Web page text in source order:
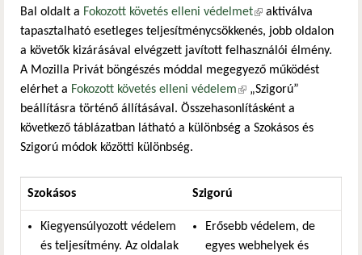
Bal oldalt a Fokozott követés elleni védelmet(külső hivatkozás)
aktiválva
tapasztalható esetleges teljesítménycsökkenés, jobb oldalon
a követők kizárásával elvégzett javított felhasználói élmény.
A Mozilla Privát böngészés móddal megegyező működést
elérhet a Fokozott követés elleni védelem(külső hivatkozás)
„Szigorú”
beállításra történő állításával. Összehasonlításként a
következő táblázatban látható a különbség a Szokásos és
Szigorú módok közötti különbség.
Szokásos Szigorú
Kiegyensúlyozott védelem
és teljesítmény. Az oldalak
Erősebb védelem, de
egyes webhelyek és